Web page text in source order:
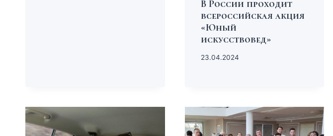
В России проходит
всероссийская акция
«Юный
искусствовед»
23.04.2024